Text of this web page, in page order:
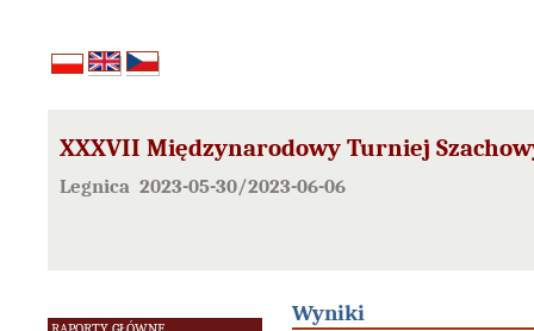
XXXVII Międzynarodowy Turniej
Legnica 2023-05-30/2023-06-06
Wyniki